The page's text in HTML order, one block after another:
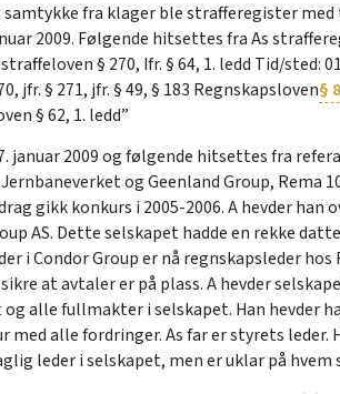
samtykke fra klager ble strafferegister
2009. Følgende hitsettes fra As
§ 270, Ifr. § 64, 1. ledd Tid/sted:
jfr. § 271, jfr. § 49, § 183 Regnskapsloven§
§ 62, 1. ledd”
2009 og følgende hitsettes fra
og Geenland Group, Rema
gikk konkurs i 2005-2006. A hevder han
AS. Dette selskapet hadde en rekke
i Condor Group er nå regnskapsleder hos
at avtaler er på plass. A hevder
alle fullmakter i selskapet. Han hevder
med alle fordringer. As far er styrets
leder i selskapet, men er uklar på hvem